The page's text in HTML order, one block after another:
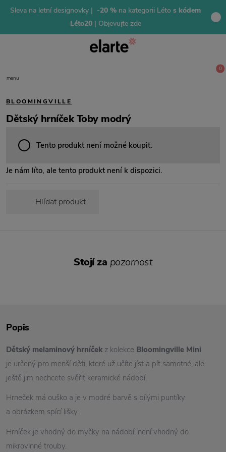
Sleva na letní designovky | -20 % na kategorii Léto s kódem
Léto20 | Objevujte zde
menu
0
BLOOMINGVILLE
Dětský hrníček Toby modrý
Tento produkt není možné koupit.
Je nám líto, ale tento produkt není k dispozici.
Hlídat produkt
Popis
Dětský melaminový hrníček z kolekce Bloomingville Mini
je určený pro menší děti, které už učíte jíst a pít samotné, ale
ještě jim nechcete svěřit keramické nádobí.
Hrneček má ouško a je v modré barvě s bílými puntíky
a obrázkem spící lišky.
Hrníček je vhodný do myčky na nádobí, není vhodný do
mikrovlnné trouby.
Stojí za pozornost